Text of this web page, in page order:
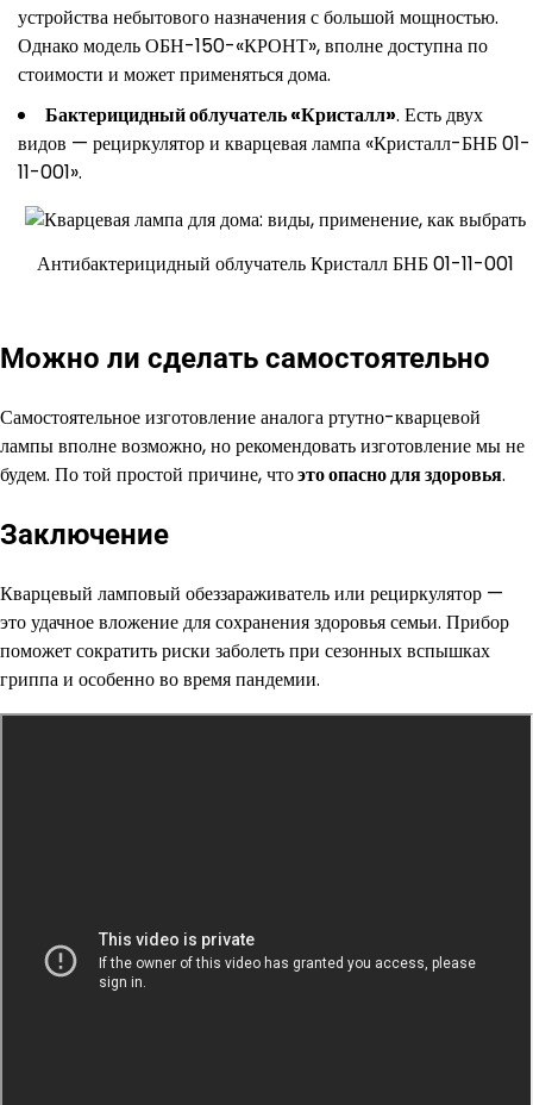
устройства небытового назначения с большой мощностью.
Однако модель ОБН-150-«КРОНТ», вполне доступна по
стоимости и может применяться дома.
Бактерицидный облучатель «Кристалл». Есть двух
видов — рециркулятор и кварцевая лампа «Кристалл-БНБ 01-
11-001».
Антибактерицидный облучатель Кристалл БНБ 01-11-001
Можно ли сделать самостоятельно
Самостоятельное изготовление аналога ртутно-кварцевой
лампы вполне возможно, но рекомендовать изготовление мы не
будем. По той простой причине, чтоэто опасно для здоровья.
Заключение
Кварцевый ламповый обеззараживатель или рециркулятор —
это удачное вложение для сохранения здоровья семьи. Прибор
поможет сократить риски заболеть при сезонных вспышках
гриппа и особенно во время пандемии.